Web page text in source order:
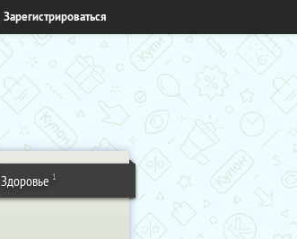
Зарегистрироваться
Здоровье 1